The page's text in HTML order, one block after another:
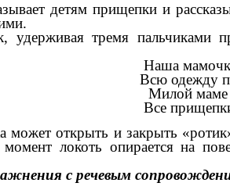
детям прищепки и
удерживая тремя
Наша
Всю одежду
Милой маме
Все
может открыть и закрыть
локоть опирается на
с речевым